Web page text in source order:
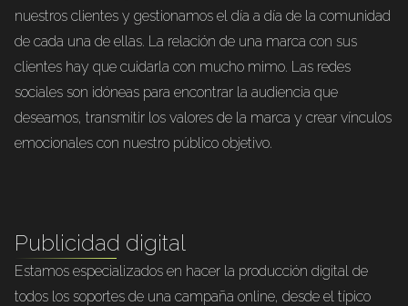
nuestros clientes y gestionamos el día a día de la comunidad
de cada una de ellas. La relación de una marca con sus
clientes hay que cuidarla con mucho mimo. Las redes
sociales son idóneas para encontrar la audiencia que
deseamos, transmitir los valores de la marca y crear vínculos
emocionales con nuestro público objetivo.
Publicidad digital
Estamos especializados en hacer la producción digital de
todos los soportes de una campaña online, desde el típico